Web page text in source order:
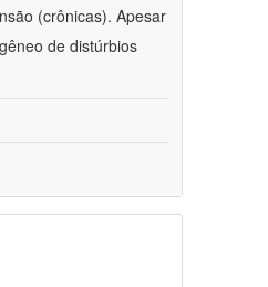
(crônicas). Apesar
de distúrbios